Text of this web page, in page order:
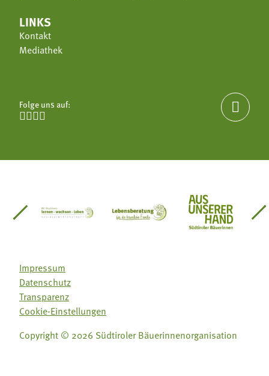
LINKS
Kontakt
Mediathek
Folge uns auf:


Südtirol
Gärtnervereinigung
Sozialgenossenschaft Mit Bäuerinnen lernen -
Lebensberatung für dieAus unserer
Impressum
Datenschutz
Transparenz
Cookie-Einstellungen
Copyright © 2026 Südtiroler Bäuerinnenorganisation